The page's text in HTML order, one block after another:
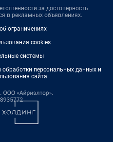
за достоверность
в рекламных объявлениях.
ограничениях
cookies
системы
персональных данных и
сайта